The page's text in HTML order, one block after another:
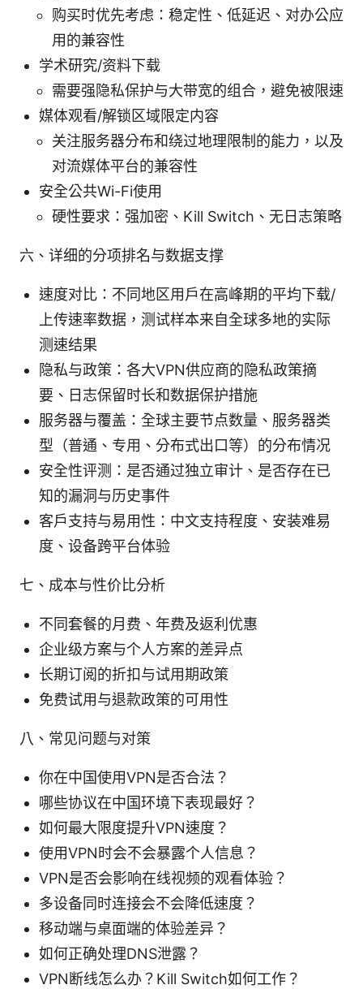
购买时优先考虑：稳定性、低延迟、对办公应
用的兼容性
学术研究/资料下载
需要强隐私保护与大带宽的组合，避免被限速
媒体观看/解锁区域限定内容
关注服务器分布和绕过地理限制的能力，以及
对流媒体平台的兼容性
安全公共Wi-Fi使用
硬性要求：强加密、Kill Switch、无日志策略
六、详细的分项排名与数据支撑
速度对比：不同地区用户在高峰期的平均下载/
上传速率数据，测试样本来自全球多地的实际
测速结果
隐私与政策：各大VPN供应商的隐私政策摘
要、日志保留时长和数据保护措施
服务器与覆盖：全球主要节点数量、服务器类
型（普通、专用、分布式出口等）的分布情况
安全性评测：是否通过独立审计、是否存在已
知的漏洞与历史事件
客户支持与易用性：中文支持程度、安装难易
度、设备跨平台体验
七、成本与性价比分析
不同套餐的月费、年费及返利优惠
企业级方案与个人方案的差异点
长期订阅的折扣与试用期政策
免费试用与退款政策的可用性
八、常见问题与对策
你在中国使用VPN是否合法？
哪些协议在中国环境下表现最好？
如何最大限度提升VPN速度？
使用VPN时会不会暴露个人信息？
VPN是否会影响在线视频的观看体验？
多设备同时连接会不会降低速度？
移动端与桌面端的体验差异？
如何正确处理DNS泄露？
VPN断线怎么办？Kill Switch如何工作？